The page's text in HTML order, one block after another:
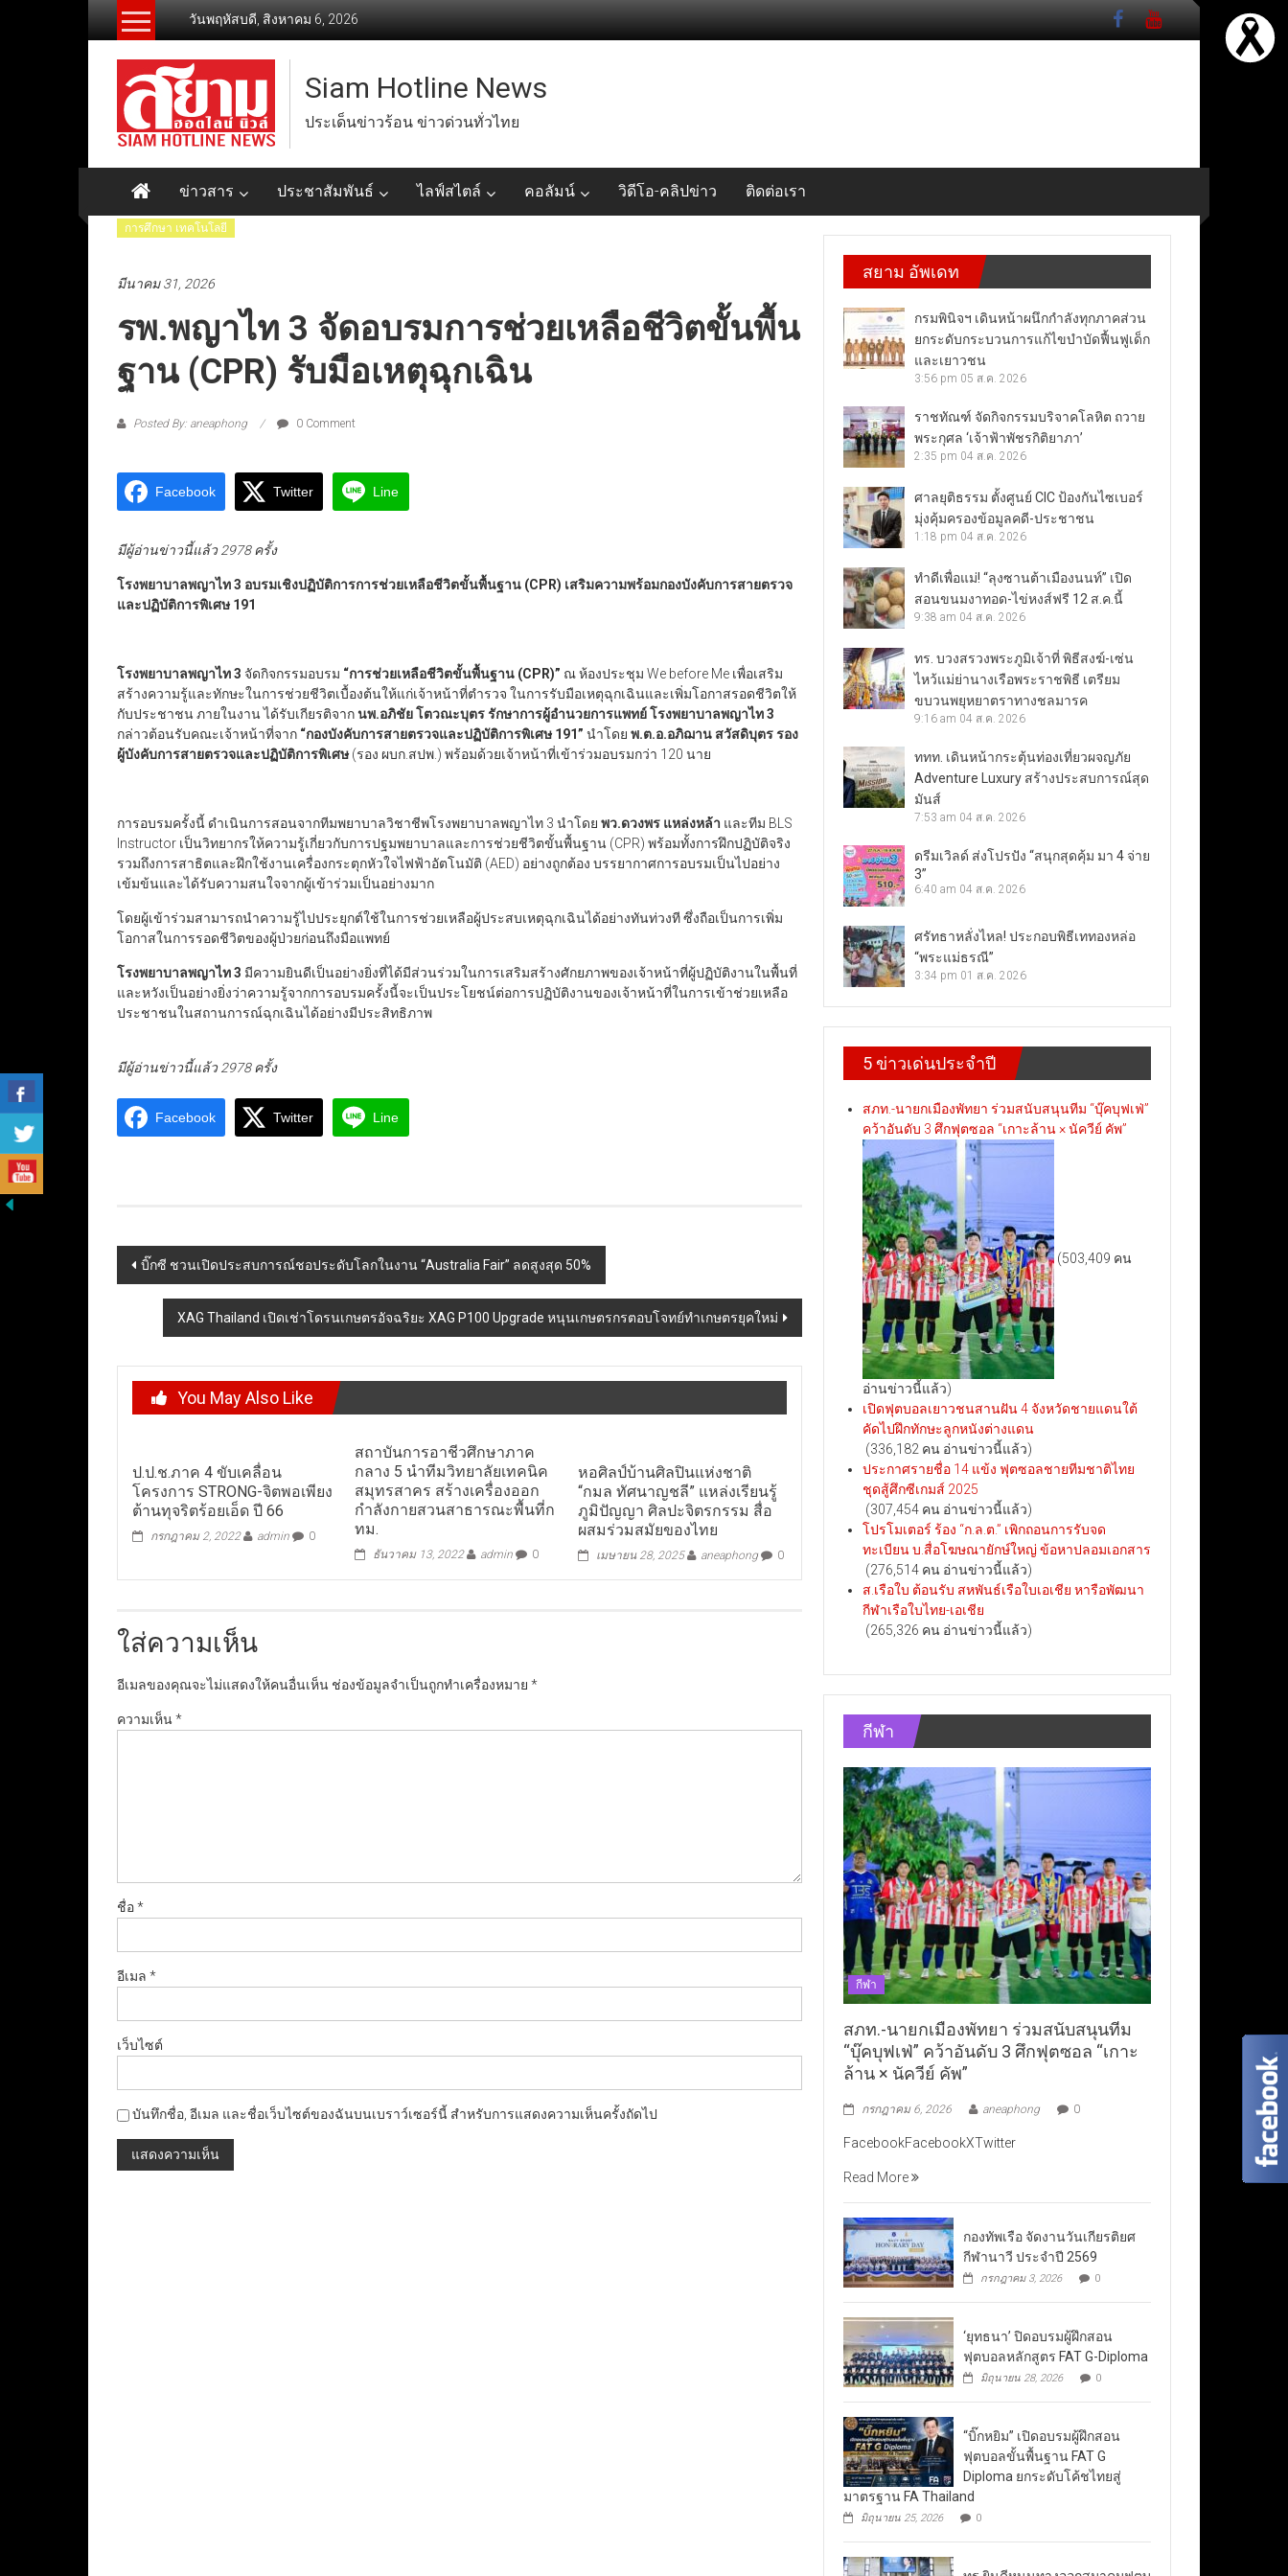
วันพฤหัสบดี, สิงหาคม 6, 2026
Siam Hotline News
ประเด็นข่าวร้อน ข่าวด่วนทั่วไทย
ข่าวสาร ประชาสัมพันธ์ ไลฟ์สไตล์ คอลัมน์ วิดีโอ-คลิปข่าว ติดต่อเรา
การศึกษา เทคโนโลยี
มีนาคม 31, 2026
รพ.พญาไท 3 จัดอบรมการช่วยเหลือชีวิตขั้นพื้น
ฐาน (CPR) รับมือเหตุฉุกเฉิน
Posted By: aneaphong 0 Comment
Facebook Twitter Line
มีผู้อ่านข่าวนี้แล้ว 2978 ครั้ง
โรงพยาบาลพญาไท3 อบรมเชิงปฏิบัติการการช่วยเหลือชีวิตขั้นพื้นฐาน (CPR) เสริมความพร้อมกองบังคับการสายตรวจ
และปฏิบัติการพิเศษ191
โรงพยาบาลพญาไท3 จัดกิจกรรมอบรม “การช่วยเหลือชีวิตขั้นพื้นฐาน (CPR)” ณ ห้องประชุม We before Me เพื่อเสริม
สร้างความรู้และทักษะในการช่วยชีวิตเบื้องต้นให้แก่เจ้าหน้าที่ตำรวจ ในการรับมือเหตุฉุกเฉินและเพิ่มโอกาสรอดชีวิตให้
กับประชาชน ภายในงาน ได้รับเกียรติจากนพ.อภิชัย โตวณะบุตร รักษาการผู้อำนวยการแพทย์ โรงพยาบาลพญาไท 3
กล่าวต้อนรับคณะเจ้าหน้าที่จาก “กองบังคับการสายตรวจและปฏิบัติการพิเศษ 191” นำโดย พ.ต.อ.อภิฌาน สวัสดิบุตร รอง
ผู้บังคับการสายตรวจและปฏิบัติการพิเศษ(รอง ผบก.สปพ.) พร้อมด้วยเจ้าหน้าที่เข้าร่วมอบรมกว่า 120 นาย
การอบรมครั้งนี้ ดำเนินการสอนจากทีมพยาบาลวิชาชีพโรงพยาบาลพญาไท 3 นำโดย พว.ดวงพร แหล่งหล้า และทีม BLS
Instructor เป็นวิทยากรให้ความรู้เกี่ยวกับการปฐมพยาบาลและการช่วยชีวิตขั้นพื้นฐาน (CPR) พร้อมทั้งการฝึกปฏิบัติจริง
รวมถึงการสาธิตและฝึกใช้งานเครื่องกระตุกหัวใจไฟฟ้าอัตโนมัติ (AED) อย่างถูกต้อง บรรยากาศการอบรมเป็นไปอย่าง
เข้มข้นและได้รับความสนใจจากผู้เข้าร่วมเป็นอย่างมาก
โดยผู้เข้าร่วมสามารถนำความรู้ไปประยุกต์ใช้ในการช่วยเหลือผู้ประสบเหตุฉุกเฉินได้อย่างทันท่วงที ซึ่งถือเป็นการเพิ่ม
โอกาสในการรอดชีวิตของผู้ป่วยก่อนถึงมือแพทย์
โรงพยาบาลพญาไท 3 มีความยินดีเป็นอย่างยิ่งที่ได้มีส่วนร่วมในการเสริมสร้างศักยภาพของเจ้าหน้าที่ผู้ปฏิบัติงานในพื้นที่
และหวังเป็นอย่างยิ่งว่าความรู้จากการอบรมครั้งนี้จะเป็นประโยชน์ต่อการปฏิบัติงานของเจ้าหน้าที่ในการเข้าช่วยเหลือ
ประชาชนในสถานการณ์ฉุกเฉินได้อย่างมีประสิทธิภาพ
มีผู้อ่านข่าวนี้แล้ว 2978 ครั้ง
Facebook Twitter Line
Post
navigation
บิ๊กซี ชวนเปิดประสบการณ์ชอประดับโลกในงาน “Australia Fair” ลดสูงสุด 50%
XAG Thailand เปิดเช่าโดรนเกษตรอัจฉริยะ XAG P100 Upgrade หนุนเกษตรกรตอบโจทย์ทำเกษตรยุคใหม่
You May Also Like
ป.ป.ช.ภาค 4 ขับเคลื่อน
โครงการ STRONG-จิตพอเพียง
ต้านทุจริตร้อยเอ็ด ปี 66
กรกฎาคม 2, 2022 admin 0
สถาบันการอาชีวศึกษาภาค
กลาง 5 นำทีมวิทยาลัยเทคนิค
สมุทรสาคร สร้างเครื่องออก
กำลังกายสวนสาธารณะพื้นที่ก
ทม.
ธันวาคม 13, 2022 admin 0
หอศิลป์บ้านศิลปินแห่งชาติ
“กมล ทัศนาญชลี” แหล่งเรียนรู้
ภูมิปัญญา ศิลปะจิตรกรรม​ สื่อ
ผสมร่วมสมัย​ของไทย
เมษายน 28, 2025 aneaphong 0
ใส่ความเห็น
อีเมลของคุณจะไม่แสดงให้คนอื่นเห็น ช่องข้อมูลจำเป็นถูกทำเครื่องหมาย *
ความเห็น*
ชื่อ*
อีเมล *
เว็บไซต์
บันทึกชื่อ, อีเมล และชื่อเว็บไซต์ของฉันบนเบราว์เซอร์นี้ สำหรับการแสดงความเห็นครั้งถัดไป
สยาม อัพเดท
กรมพินิจฯ เดินหน้าผนึกกำลังทุกภาคส่วน
ยกระดับกระบวนการแก้ไขบำบัดฟื้นฟูเด็ก
และเยาวชน
3:56 pm 05 ส.ค. 2026
ราชทัณฑ์ จัดกิจกรรมบริจาคโลหิต ถวาย
พระกุศล ‘เจ้าฟ้าพัชรกิติยาภา’
2:35 pm 04 ส.ค. 2026
ศาลยุติธรรม ตั้งศูนย์ CIC ป้องกันไซเบอร์
มุ่งคุ้มครองข้อมูลคดี-ประชาชน
1:18 pm 04 ส.ค. 2026
ทำดีเพื่อแม่! “ลุงซานต้าเมืองนนท์” เปิด
สอนขนมงาทอด-ไข่หงส์ฟรี 12 ส.ค.นี้
9:38 am 04 ส.ค. 2026
ทร. บวงสรวงพระภูมิเจ้าที่ พิธีสงฆ์-เซ่น
ไหว้แม่ย่านางเรือพระราชพิธี เตรียม
ขบวนพยุหยาตราทางชลมารค
9:16 am 04 ส.ค. 2026
ททท. เดินหน้ากระตุ้นท่องเที่ยวผจญภัย
Adventure Luxury สร้างประสบการณ์สุด
มันส์
7:53 am 04 ส.ค. 2026
ดรีมเวิลด์ ส่งโปรปัง “สนุกสุดคุ้ม มา 4 จ่าย
3”
6:40 am 04 ส.ค. 2026
ศรัทธาหลั่งไหล! ประกอบพิธีเททองหล่อ
“พระแม่ธรณี”
3:34 pm 01 ส.ค. 2026
5 ข่าวเด่นประจำปี
สภท.-นายกเมืองพัทยา ร่วมสนับสนุนทีม “บุ๊คบุฟเฟ่”
คว้าอันดับ 3 ศึกฟุตซอล “เกาะล้าน × นัควีย์ คัพ”
(503,409 คน
อ่านข่าวนี้แล้ว)
เปิดฟุตบอลเยาวชนสานฝัน 4 จังหวัดชายแดนใต้
คัดไปฝึกทักษะลูกหนังต่างแดน
(336,182 คน อ่านข่าวนี้แล้ว)
ประกาศรายชื่อ 14 แข้ง ฟุตซอลชายทีมชาติไทย
ชุดสู้ศึกซีเกมส์ 2025
(307,454 คน อ่านข่าวนี้แล้ว)
โปรโมเตอร์ ร้อง “ก.ล.ต.” เพิกถอนการรับจด
ทะเบียน บ.สื่อโฆษณายักษ์ใหญ่ ข้อหาปลอมเอกสาร
(276,514 คน อ่านข่าวนี้แล้ว)
ส.เรือใบ ต้อนรับ สหพันธ์เรือใบเอเชีย หารือพัฒนา
กีฬาเรือใบไทย-เอเชีย
(265,326 คน อ่านข่าวนี้แล้ว)
กีฬา
กีฬา
สภท.-นายกเมืองพัทยา ร่วมสนับสนุนทีม
“บุ๊คบุฟเฟ่” คว้าอันดับ 3 ศึกฟุตซอล “เกาะ
ล้าน × นัควีย์ คัพ”
กรกฎาคม 6, 2026 aneaphong 0
FacebookFacebookXTwitter
Read More
กองทัพเรือ จัดงานวันเกียรติยศ
กีฬานาวี ประจำปี 2569
กรกฎาคม 3, 2026 0
‘ยุทธนา’ ปิดอบรมผู้ฝึกสอน
ฟุตบอลหลักสูตร FAT G-Diploma
มิถุนายน 28, 2026 0
“บิ๊กหยิม” เปิดอบรมผู้ฝึกสอน
ฟุตบอลขั้นพื้นฐาน FAT G
Diploma ยกระดับโค้ชไทยสู่
มาตรฐาน FA Thailand
มิถุนายน 25, 2026 0